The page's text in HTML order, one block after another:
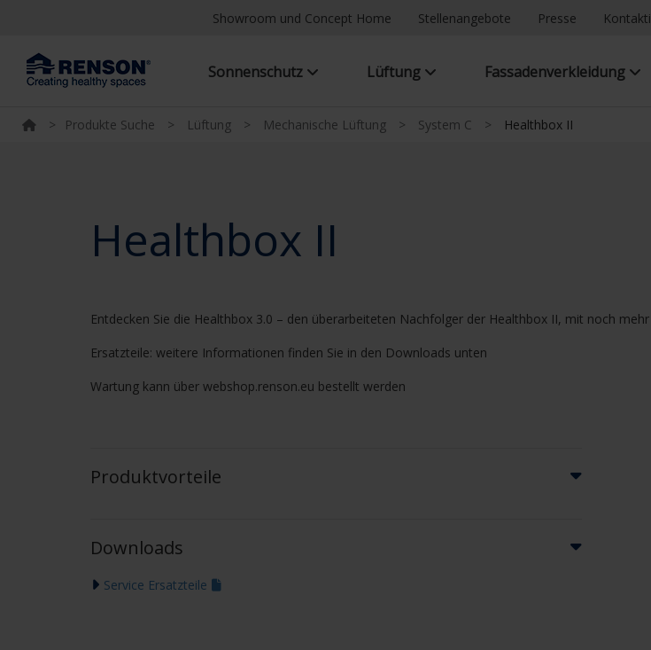
Showroom und Concept Home Stellenangebote Presse
Sonnenschutz Lüftung Fassadenverkleidung
> Produkte Suche > Lüftung > Mechanische Lüftung > System C > Healthbox II
Healthbox II
Entdecken Sie die Healthbox 3.0 – den überarbeiteten Nachfolger der Healthbox II, mit noch
Ersatzteile: weitere Informationen finden Sie in den Downloads unten
Wartung kann über webshop.renson.eu bestellt werden
Produktvorteile
Downloads
Service Ersatzteile